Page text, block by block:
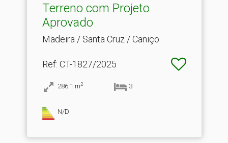
Terreno com Projeto
Aprovado
Madeira / Santa Cruz / Caniço
Ref: CT-1827/2025
286.1 m2 3
N/D